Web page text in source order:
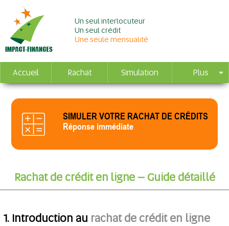
Un seul interlocuteur
Un seul crédit
Une seule mensualité
Accueil Rachat Simulation Plus
SIMULER VOTRE RACHAT DE CRÉDITS
Réponse immédiate
Rachat de crédit en ligne – Guide détaillé
1. Introduction au rachat de crédit en ligne